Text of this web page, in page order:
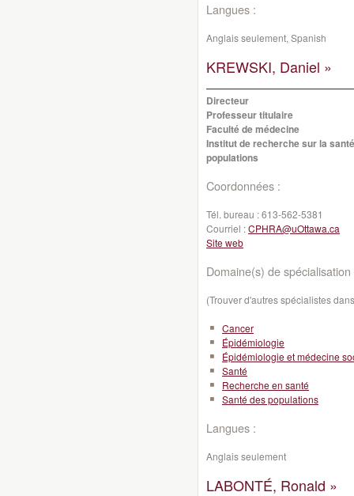
Langues :
Anglais seulement, Spanish
KREWSKI, Daniel »
Directeur
Professeur titulaire
Faculté de médecine
Institut de recherche sur la
populations
Coordonnées :
Tél. bureau :613-562-5381
Courriel :CPHRA@uOttawa.ca
Site web
Domaine(s) de spécialisation
(Trouver d'autres spécialistes
Cancer
Épidémiologie
Épidémiologie et médecine
Santé
Recherche en santé
Santé des populations
Langues :
Anglais seulement
LABONTÉ, Ronald »